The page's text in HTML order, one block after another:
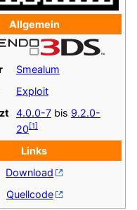
Allgemein
Smealum
Exploit
4.0.0-7bis 9.2.0-
20 1
Links
Download
Quellcode